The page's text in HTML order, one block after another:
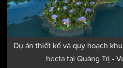
Dự án thiết kế và quy hoạch
hecta tại Quảng Trị -